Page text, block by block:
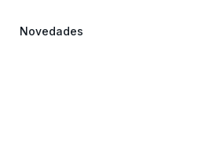
Novedades